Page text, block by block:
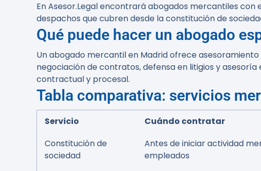
En Asesor.Legal encontrará abogados mercantiles con
despachos que cubren desde la constitución de
Qué puede hacer un abogado
Un abogado mercantil en Madrid ofrece
negociación de contratos, defensa en litigios y
contractual y procesal.
Tabla comparativa: servicios
Servicio Cuándo contratar
Constitución de
sociedad
Antes de iniciar actividad
empleados